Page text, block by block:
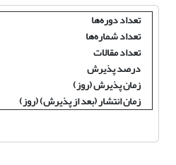
تعداد دوره‌ها
تعداد شماره‌ها
تعداد مقالات
درصد پذیرش
زمان پذیرش (روز)
زمان انتشار (بعد از پذیرش) (روز)